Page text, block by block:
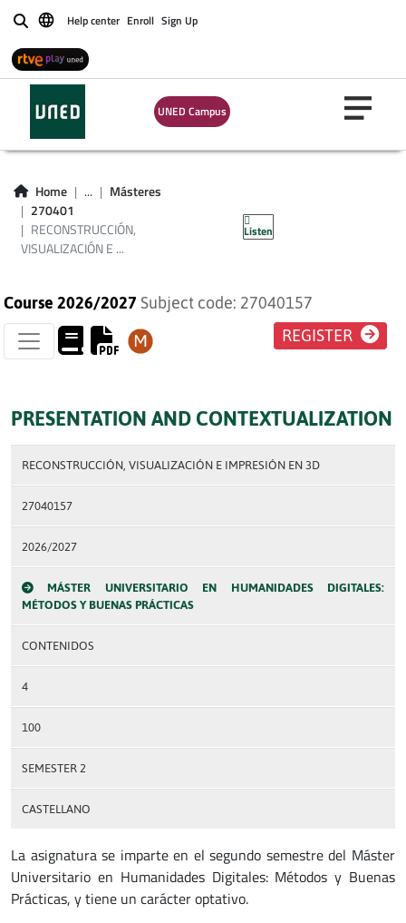
BuscarHelp center Enroll Sign Up
UNED Campus
Home ...
Másteres
270401
RECONSTRUCCIÓN,
VISUALIZACIÓN E ...
Listen
RECONSTRUCCIÓN,
VISUALIZACIÓN E
IMPRESIÓN EN 3D
Course 2026/2027 Subject code: 27040157
REGISTER
PRESENTATION AND CONTEXTUALIZATION
RECONSTRUCCIÓN, VISUALIZACIÓN E IMPRESIÓN EN 3D
27040157
2026/2027
MÁSTER UNIVERSITARIO EN HUMANIDADES DIGITALES:
MÉTODOS Y BUENAS PRÁCTICAS
CONTENIDOS
4
100
SEMESTER 2
CASTELLANO
La asignatura se imparte en el segundo semestre del Máster
Universitario en Humanidades Digitales: Métodos y Buenas
Prácticas, y tiene un carácter optativo.